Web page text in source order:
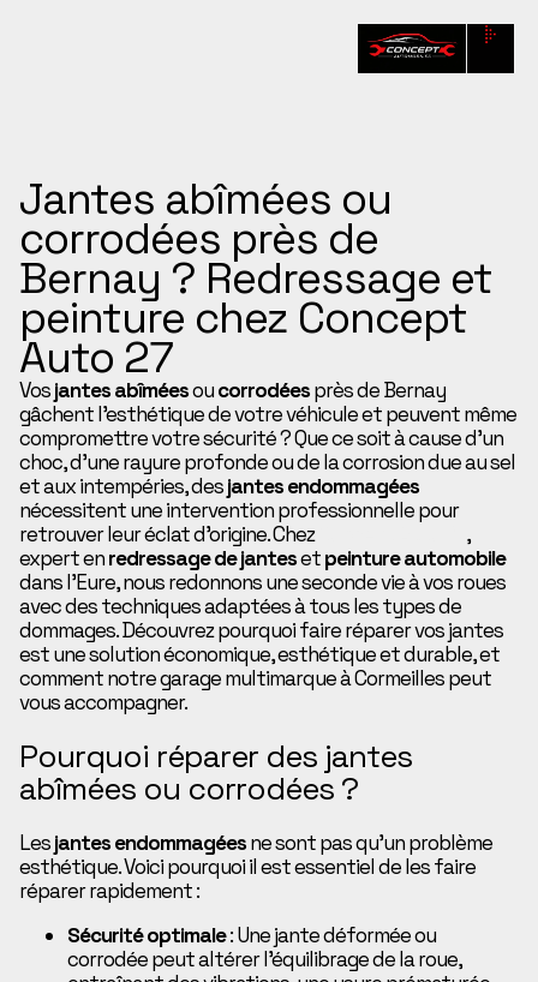
Jantes abîmées ou
corrodées près de
Bernay ? Redressage et
peinture chez Concept
Auto 27
Vosjantes abîméesoucorrodéesprès de Bernay
gâchent l’esthétique de votre véhicule et peuvent même
compromettre votre sécurité ? Que ce soit à cause d’un
choc, d’une rayure profonde ou de la corrosion due au sel
et aux intempéries, desjantes endommagées
nécessitent une intervention professionnelle pour
retrouver leur éclat d’origine. Chez
,
expert enredressage de jantesetpeinture automobile
dans l’Eure, nous redonnons une seconde vie à vos roues
avec des techniques adaptées à tous les types de
dommages. Découvrez pourquoi faire réparer vos jantes
est une solution économique, esthétique et durable, et
comment notre garage multimarque à Cormeilles peut
vous accompagner.
Pourquoi réparer des jantes
abîmées ou corrodées ?
Lesjantes endommagéesne sont pas qu’un problème
esthétique. Voici pourquoi il est essentiel de les faire
réparer rapidement :
Sécurité optimale: Une jante déformée ou
corrodée peut altérer l’équilibrage de la roue,